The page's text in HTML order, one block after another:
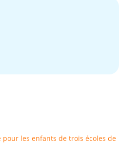
pour les enfants de trois écoles de